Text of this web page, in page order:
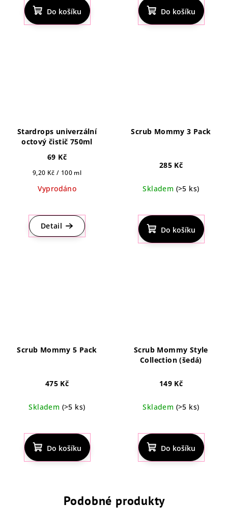
produktu
je
4,5
Do košíku
produktu
je
4,5
Do košíku
Stardrops univerzální
octový čistič 750ml
69 Kč
Měrná
9,20 Kč / 100 ml
Vyprodáno
hodnocení
produktu
je
Detail
Scrub Mommy 3 Pack
285 Kč
Skladem (>5 ks)
Do košíku
Scrub Mommy 5 Pack
475 Kč
Skladem (>5 ks)
hodnocení
produktu
je
5,0
hvězdiček.
Do košíku
Scrub Mommy Style
Collection (šedá)
149 Kč
Skladem (>5 ks)
Do košíku
Podobné produkty